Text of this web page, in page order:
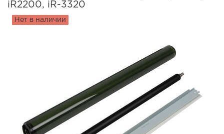
iR2200, iR-3320
Нет в наличии